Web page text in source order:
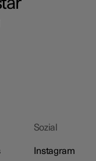
Sozial
Instagram